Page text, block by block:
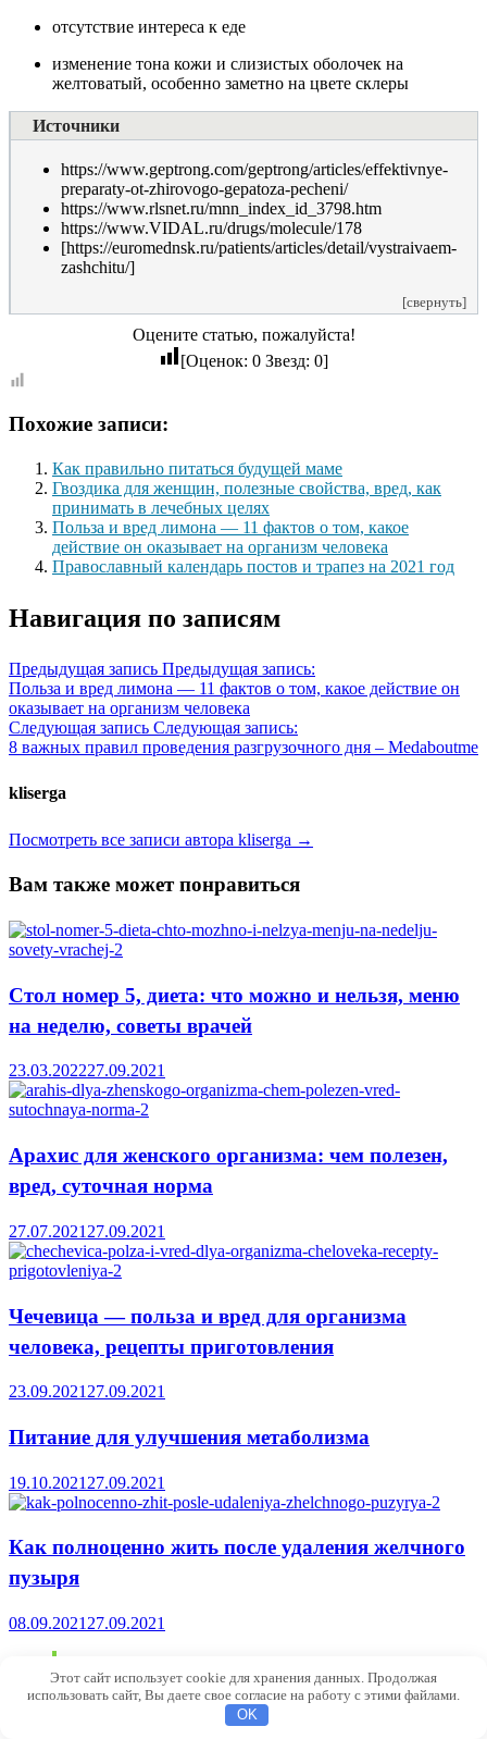
отсутствие интереса к еде
изменение тона кожи и слизистых оболочек на
желтоватый, особенно заметно на цвете склеры
Источники
https://www.geptrong.com/geptrong/articles/effektivnye-
preparaty-ot-zhirovogo-gepatoza-pecheni/
https://www.rlsnet.ru/mnn_index_id_3798.htm
https://www.VIDAL.ru/drugs/molecule/178
[https://euromednsk.ru/patients/articles/detail/vystraivaem-
zashchitu/]
[свернуть]
Оцените статью, пожалуйста!
[Оценок: 0 Звезд: 0]
Похожие записи:
Как правильно питаться будущей маме
Гвоздика для женщин, полезные свойства, вред, как
принимать в лечебных целях
Польза и вред лимона — 11 фактов о том, какое
действие он оказывает на организм человека
Православный календарь постов и трапез на 2021 год
Навигация по записям
Предыдущая запись Предыдущая запись:
Польза и вред лимона — 11 фактов о том, какое действие он
оказывает на организм человека
Следующая запись Следующая запись:
8 важных правил проведения разгрузочного дня – Medaboutme
kliserga
Посмотреть все записи автора kliserga →
Вам также может понравиться
Стол номер 5, диета: что можно и нельзя, меню
на неделю, советы врачей
23.03.202227.09.2021
Арахис для женского организма: чем полезен,
вред, суточная норма
27.07.2021 27.09.2021
Чечевица — польза и вред для организма
человека, рецепты приготовления
23.09.2021 27.09.2021
Питание для улучшения метаболизма
19.10.2021 27.09.2021
Как полноценно жить после удаления желчного
пузыря
08.09.2021 27.09.2021
Обращаем ваше внимание, что вся информация, размещённая на
взята из открытых источников, полностью
Этот сайт использует cookie для хранения данных. Продолжая
использовать сайт, Вы даете свое согласие на работу с этими файлами.
OK